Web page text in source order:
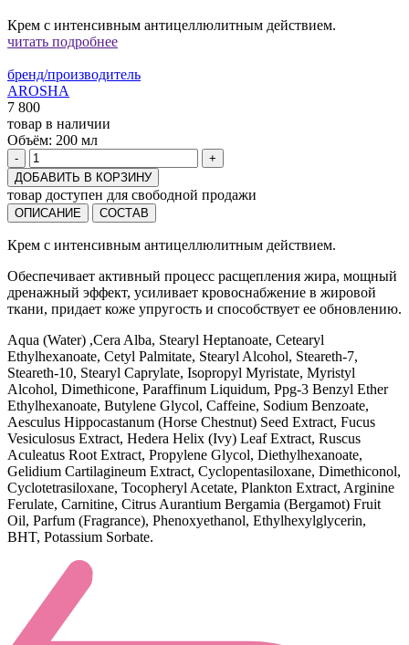
Крем с интенсивным антицеллюлитным действием.
читать подробнее
бренд/производитель
AROSHA
7 800
товар в наличии
Объём: 200 мл
-
+
ДОБАВИТЬ В КОРЗИНУ
товар доступен для свободной продажи
ОПИСАНИЕ СОСТАВ
Крем с интенсивным антицеллюлитным действием.
Обеспечивает активный процесс расщепления жира, мощный
дренажный эффект, усиливает кровоснабжение в жировой
ткани, придает коже упругость и способствует ее обновлению.
Aqua (Water) ,Cera Alba, Stearyl Heptanoate, Cetearyl
Ethylhexanoate, Cetyl Palmitate, Stearyl Alcohol, Steareth-7,
Steareth-10, Stearyl Caprylate, Isopropyl Myristate, Myristyl
Alcohol, Dimethicone, Paraffinum Liquidum, Ppg-3 Benzyl Ether
Ethylhexanoate, Butylene Glycol, Caffeine, Sodium Benzoate,
Aesculus Hippocastanum (Horse Chestnut) Seed Extract, Fucus
Vesiculosus Extract, Hedera Helix (Ivy) Leaf Extract, Ruscus
Aculeatus Root Extract, Propylene Glycol, Diethylhexanoate,
Gelidium Cartilagineum Extract, Cyclopentasiloxane, Dimethiconol,
Cyclotetrasiloxane, Tocopheryl Acetate, Plankton Extract, Arginine
Ferulate, Carnitine, Citrus Aurantium Bergamia (Bergamot) Fruit
Oil, Parfum (Fragrance), Phenoxyethanol, Ethylhexylglycerin,
BHT, Potassium Sorbate.